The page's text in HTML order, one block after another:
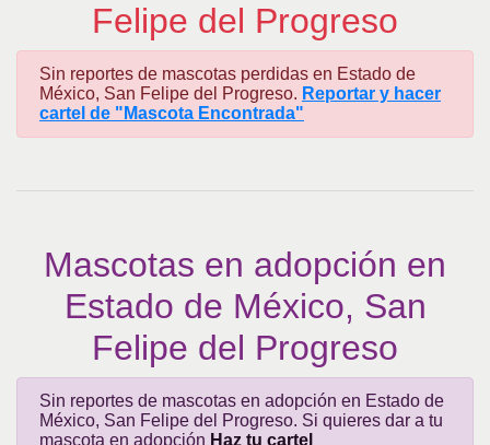
Felipe del Progreso
Sin reportes de mascotas perdidas en Estado de
México, San Felipe del Progreso. Reportar y hacer
cartel de "Mascota Encontrada"
Mascotas en adopción en
Estado de México, San
Felipe del Progreso
Sin reportes de mascotas en adopción en Estado de
México, San Felipe del Progreso. Si quieres dar a tu
mascota en adopción Haz tu cartel